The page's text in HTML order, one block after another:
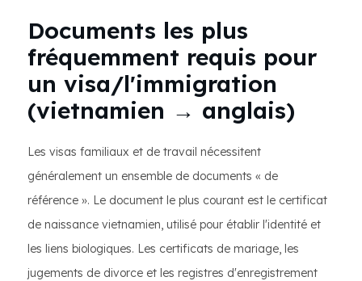
Documents les plus
fréquemment requis pour
un visa/l'immigration
(vietnamien → anglais)
Les visas familiaux et de travail nécessitent
généralement un ensemble de documents « de
référence ». Le document le plus courant est le certificat
de naissance vietnamien, utilisé pour établir l'identité et
les liens biologiques. Les certificats de mariage, les
jugements de divorce et les registres d'enregistrement